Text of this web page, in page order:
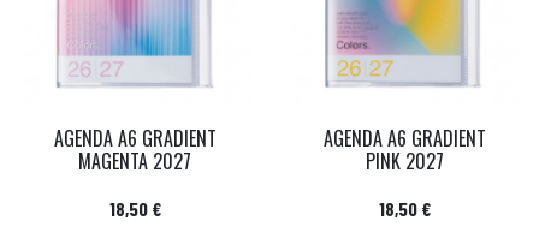
AGENDA A6 GRADIENT
MAGENTA 2027
Prix
18,50 €
AGENDA A6 GRADIENT
PINK 2027
Prix
18,50 €